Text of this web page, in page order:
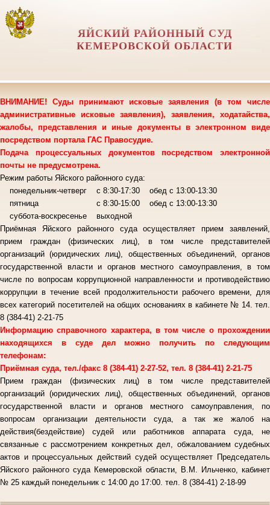
ЯЙСКИЙ РАЙОННЫЙ СУД
КЕМЕРОВСКОЙ ОБЛАСТИ
ВНИМАНИЕ! Суды принимают исковые заявления (в том числе
административные исковые заявления), заявления, ходатайства,
жалобы, представления и иные документы в электронном виде
посредством портала ГАС Правосудие.
Подача процессуальных документов посредством электронной
почты не предусмотрена.
Режим работы Яйского районного суда:
понедельник-четверг с 8:30-17:30 обед с 13:00-13:30
пятница с 8:30-15:00 обед с 13:00-13:30
суббота-воскресенье выходной
Приёмная Яйского районного суда осуществляет прием заявлений,
прием граждан (физических лиц), в том числе представителей
организаций (юридических лиц), общественных объединений, органов
государственной власти и органов местного самоуправления, в том
числе по вопросам коррупционной направленности и противодействию
коррупции в течение всей продолжительности рабочего времени, для
всех категорий посетителей на общих основаниях в кабинете № 14. тел.
8 (384-41) 2-21-75
Информацию справочного характера, в том числе о прохождении
находящихся в суде дел можно получить по следующим
телефонам:
Приёмная суда, тел./факс 8 (384-41) 2-27-52, тел. 8 (384-41) 2-21-75
Прием граждан (физических лиц) в том числе представителей
организаций (юридических лиц), общественных объединений, органов
государственной власти и органов местного самоуправления, по
вопросам организации деятельности суда, а так же жалоб на
действия(бездействие) судей или работников аппарата суда, не
связанные с рассмотрением конкретных дел, обжалованием судебных
актов и процессуальных действий судей осуществляет Председатель
Яйского районного суда Кемеровской области, В.М. Ильченко, кабинет
№ 25 каждый понедельник с 14:00 до 17:00. тел. 8 (384-41) 2-18-99